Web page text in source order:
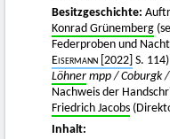
Besitzgeschichte:
Konrad Grünemberg
Federproben und
Eisermann [2022] S.
Löhner mpp / Coburgk
Nachweis der
Friedrich Jacobs
Inhalt: